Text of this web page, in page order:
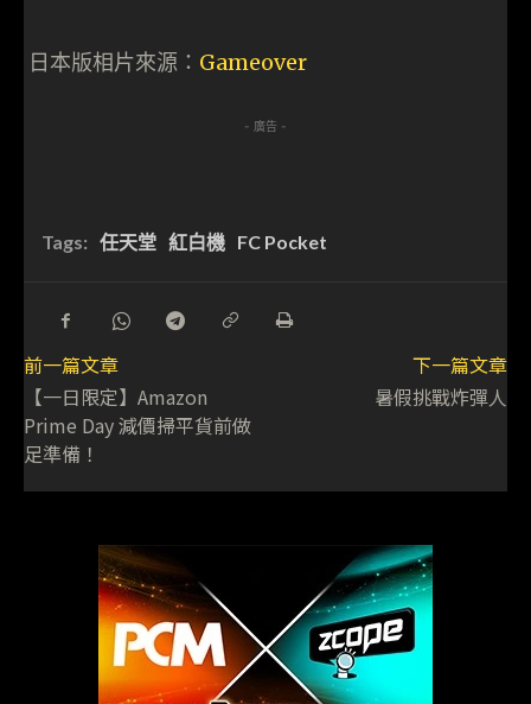
日本版相片來源： Gameover
- 廣告 -
Tags: 任天堂 紅白機 FC Pocket
前一篇文章
【一日限定】Amazon
Prime Day 減價掃平貨前做
足準備！
下一篇文章
暑假挑戰炸彈人